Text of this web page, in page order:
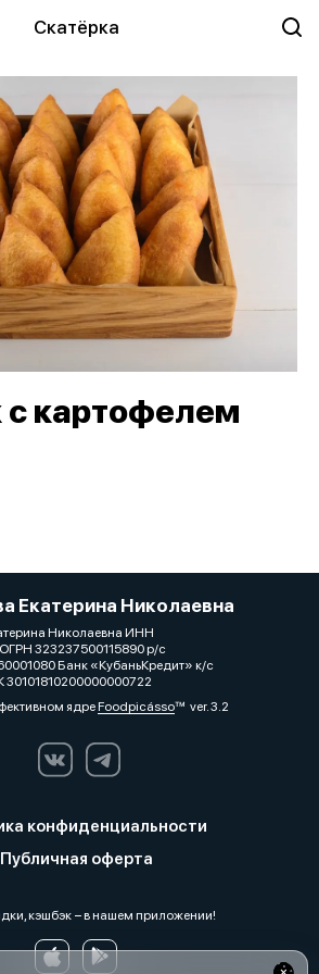
Скатёрка
картофелем
Екатерина Николаевна
Николаевна ИНН
323237500115890 р/с
Банк «КубаньКредит» к/с
ядреFoodpicássover. 3.2
конфиденциальности
Публичная оферта
кэшбэк − в нашем приложении!